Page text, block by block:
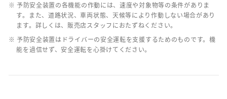
※ 予防安全装置の各機能の作動には、速度や対象物等の条件がありま
す。また、道路状況、車両状態、天候等により作動しない場合があり
ます。詳しくは、販売店スタッフにおたずねください。
※ 予防安全装置はドライバーの安全運転を支援するためのものです。機
能を過信せず、安全運転を心掛けてください。